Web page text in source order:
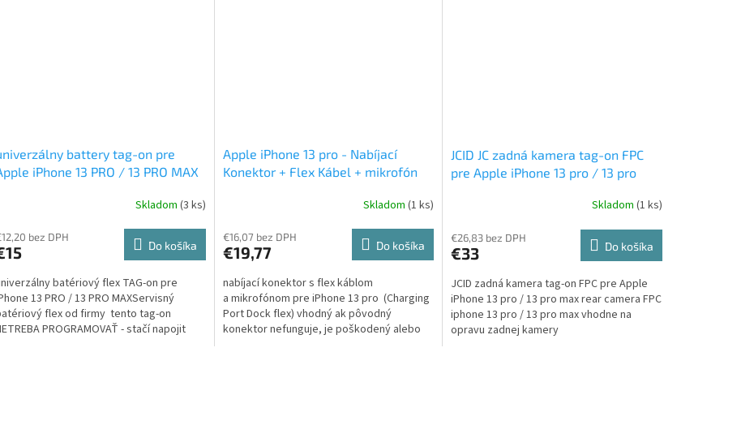
battery tag-on pre
iPhone 13 PRO / 13 PRO MAX
Skladom (3 ks)
bez DPH
Do košíka
batériový flex TAG-on pre
13 PRO / 13 PRO MAXServisný
flex od firmy tento tag-on
PROGRAMOVAŤ - stačí napojit
Apple iPhone 13 pro - Nabíjací
Konektor + Flex Kábel + mikrofón
Skladom (1 ks)
€16,07 bez DPH
€19,77 Do košíka
nabíjací konektor s flex káblom
a mikrofónom pre iPhone 13 pro (Charging
Port Dock flex) vhodný ak pôvodný
konektor nefunguje, je poškodený alebo
JCID JC zadná kamera tag-on FPC
pre Apple iPhone 13 pro / 13 pro
Skladom (1 ks)
€26,83 bez DPH
€33 Do košíka
JCID zadná kamera tag-on FPC pre Apple
iPhone 13 pro / 13 pro max rear camera FPC
iphone 13 pro / 13 pro max vhodne na
opravu zadnej kamery